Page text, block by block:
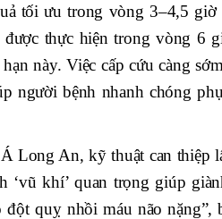
tối ưu trong vòng 3–4,5
thực hiện trong vòng 6
này. Việc cấp cứu càng
người bệnh nhanh chóng
Long An, kỹ thuật can thiệp
‘vũ khí’ quan trọng giúp
quỵ nhồi máu não nặng”,